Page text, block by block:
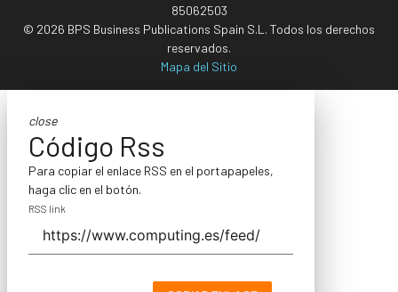
85062503
© 2026 BPS Business Publications Spain S.L. Todos los derechos
reservados.
Mapa del Sitio
close
Código Rss
Para copiar el enlace RSS en el portapapeles,
haga clic en el botón.
RSS link